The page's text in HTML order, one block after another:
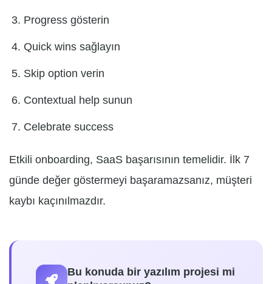
Progress gösterin
Quick wins sağlayın
Skip option verin
Contextual help sunun
Celebrate success
Etkili onboarding, SaaS başarısının temelidir. İlk 7
günde değer göstermeyi başaramazsanız, müşteri
kaybı kaçınılmazdır.
Bu konuda bir yazılım projesi mi